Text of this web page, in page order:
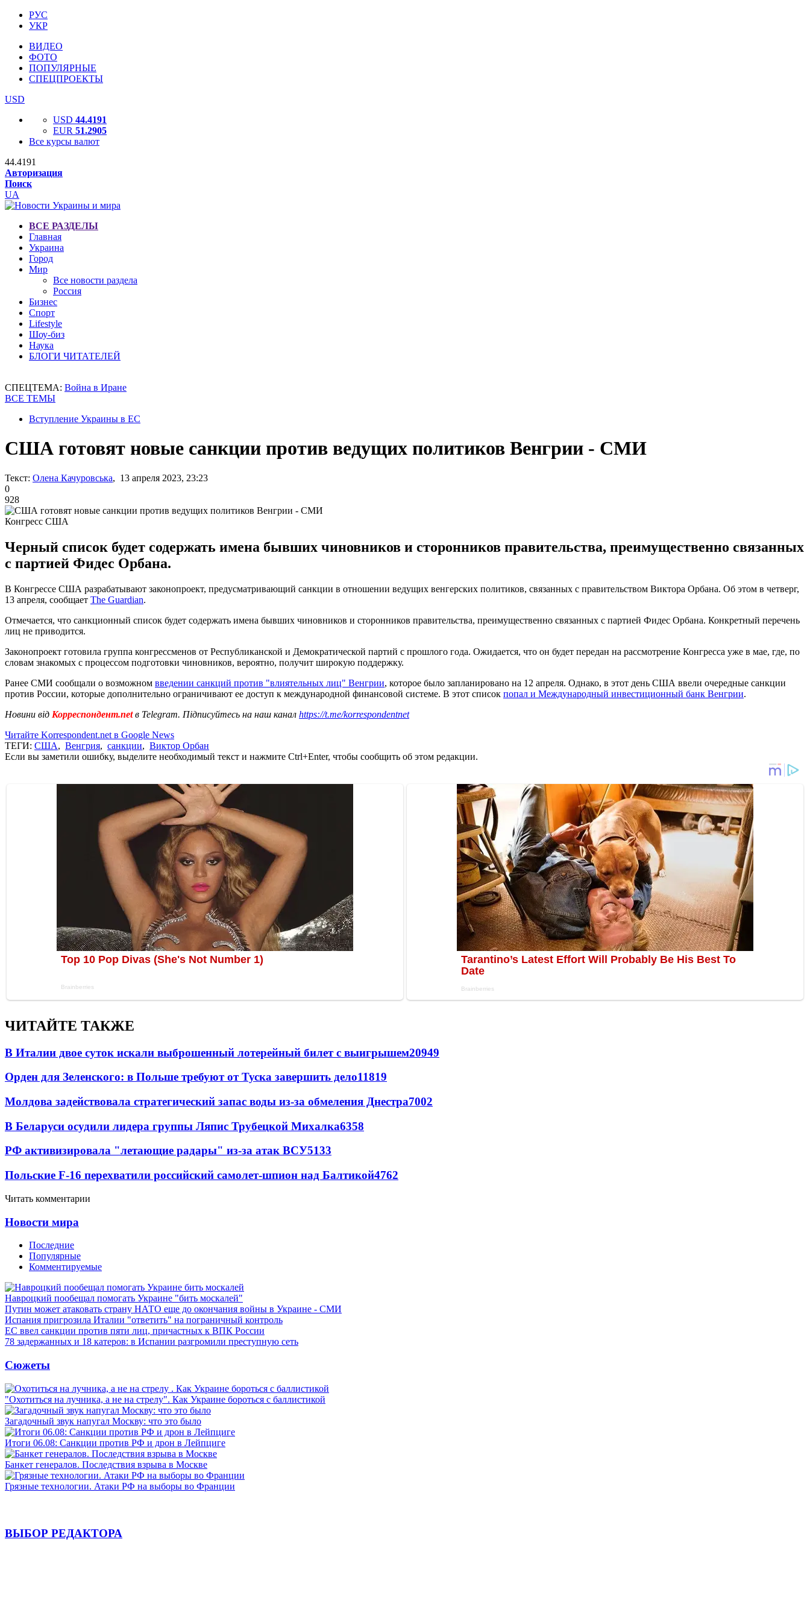
РУС
УКР
ВИДЕО
ФОТО
ПОПУЛЯРНЫЕ
СПЕЦПРОЕКТЫ
USD
USD 44.4191
EUR 51.2905
Все курсы валют
44.4191
Авторизация
Поиск
UA
ВСЕ РАЗДЕЛЫ
Главная
Украина
Город
Мир
Все новости раздела
Россия
Бизнес
Спорт
Lifestyle
Шоу-биз
Наука
БЛОГИ ЧИТАТЕЛЕЙ
СПЕЦТЕМА: Война в Иране
ВСЕ ТЕМЫ
Вступление Украины в ЕС
США готовят новые санкции против ведущих политиков Венгрии - СМИ
Текст: Олена Качуровська, 13 апреля 2023, 23:23
0
928
Конгресс США
Черный список будет содержать имена бывших чиновников и сторонников правительства, преимущественно связанных
с партией Фидес Орбана.
В Конгрессе США разрабатывают законопроект, предусматривающий санкции в отношении ведущих венгерских политиков, связанных с правительством Виктора Орбана. Об этом в четверг,
13 апреля, сообщает The Guardian.
Отмечается, что санкционный список будет содержать имена бывших чиновников и сторонников правительства, преимущественно связанных с партией Фидес Орбана. Конкретный перечень
лиц не приводится.
Законопроект готовила группа конгрессменов от Республиканской и Демократической партий с прошлого года. Ожидается, что он будет передан на рассмотрение Конгресса уже в мае, где, по
словам знакомых с процессом подготовки чиновников, вероятно, получит широкую поддержку.
Ранее СМИ сообщали о возможном введении санкций против "влиятельных лиц" Венгрии, которое было запланировано на 12 апреля. Однако, в этот день США ввели очередные санкции
против России, которые дополнительно ограничивают ее доступ к международной финансовой системе. В этот список попал и Международный инвестиционный банк Венгрии.
Новини від Корреспондент.netв Telegram. Підписуйтесь на наш канал https://t.me/korrespondentnet
Читайте Korrespondent.net в Google News
ТЕГИ: США, Венгрия, санкции, Виктор Орбан
Если вы заметили ошибку, выделите необходимый текст и нажмите Ctrl+Enter, чтобы сообщить об этом редакции.
ЧИТАЙТЕ ТАКЖЕ
В Италии двое суток искали выброшенный лотерейный билет с выигрышем20949
Орден для Зеленского: в Польше требуют от Туска завершить дело11819
Молдова задействовала стратегический запас воды из-за обмеления Днестра7002
В Беларуси осудили лидера группы Ляпис Трубецкой Михалка6358
РФ активизировала "летающие радары" из-за атак ВСУ5133
Польские F-16 перехватили российский самолет-шпион над Балтикой4762
Читать комментарии
Новости мира
Последние
Популярные
Комментируемые
Навроцкий пообещал помогать Украине "бить москалей"
Путин может атаковать страну НАТО еще до окончания войны в Украине - СМИ
Испания пригрозила Италии "ответить" на пограничный контроль
ЕС ввел санкции против пяти лиц, причастных к ВПК России
78 задержанных и 18 катеров: в Испании разгромили преступную сеть
Сюжеты
"Охотиться на лучника, а не на стрелу". Как Украине бороться с баллистикой
Загадочный звук напугал Москву: что это было
Итоги 06.08: Санкции против РФ и дрон в Лейпциге
Банкет генералов. Последствия взрыва в Москве
Грязные технологии. Атаки РФ на выборы во Франции
ВЫБОР РЕДАКТОРА